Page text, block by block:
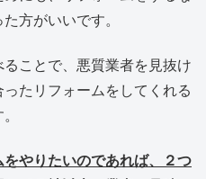
方がいいです。
ことで、悪質業者を見抜け
たリフォームをしてくれる
やりたいのであれば、２つ